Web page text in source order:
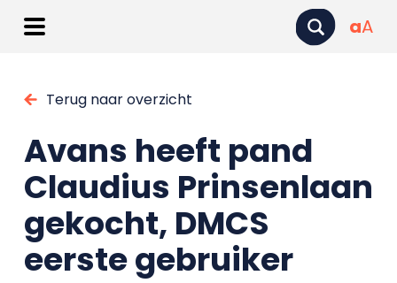
aA
Terug naar overzicht
Avans heeft pand
Claudius Prinsenlaan
gekocht, DMCS
eerste gebruiker